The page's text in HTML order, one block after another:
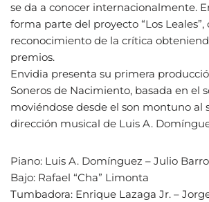
se da a conocer internacionalmente.
forma parte del proyecto “Los Leales”,
reconocimiento de la crítica
premios.
Envidia presenta su primera
Soneros de Nacimiento, basada en el
moviéndose desde el son montuno al
dirección musical de Luis A.
Piano: Luis A. Domínguez – Julio
Bajo: Rafael “Cha” Limonta
Tumbadora: Enrique Lazaga Jr. –